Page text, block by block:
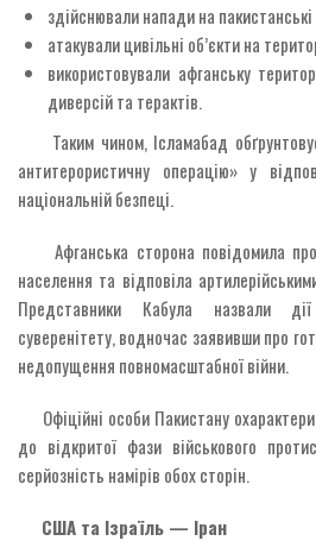
здійснювали напади на пакистанські
атакували цивільні об’єкти на
використовували афганську
диверсій та терактів.
Таким чином, Ісламабад
антитерористичну операцію» у
національній безпеці.
Афганська сторона повідомила
населення та відповіла
Представники Кабула назвали
суверенітету, водночас заявивши про
недопущення повномасштабної війни.
Офіційні особи Пакистану
до відкритої фази військового
серйозність намірів обох сторін.
США та Ізраїль — Іран